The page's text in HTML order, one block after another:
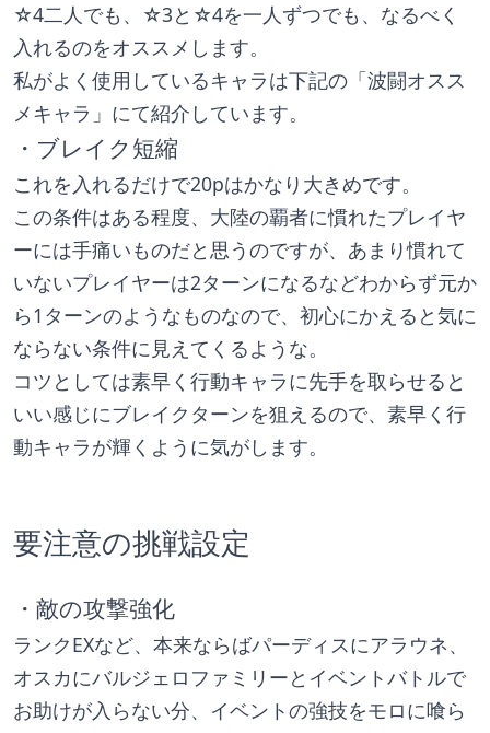
☆4二人でも、☆3と☆4を一人ずつでも、なるべく
入れるのをオススメします。
私がよく使用しているキャラは下記の「波闘オスス
メキャラ」にて紹介しています。
・ブレイク短縮
これを入れるだけで20pはかなり大きめです。
この条件はある程度、大陸の覇者に慣れたプレイヤ
ーには手痛いものだと思うのですが、あまり慣れて
いないプレイヤーは2ターンになるなどわからず元か
ら1ターンのようなものなので、初心にかえると気に
ならない条件に見えてくるような。
コツとしては素早く行動キャラに先手を取らせると
いい感じにブレイクターンを狙えるので、素早く行
動キャラが輝くように気がします。
要注意の挑戦設定
・敵の攻撃強化
ランクEXなど、本来ならばパーディスにアラウネ、
オスカにバルジェロファミリーとイベントバトルで
お助けが入らない分、イベントの強技をモロに喰ら